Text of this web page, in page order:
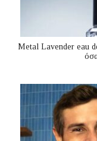
Metal Lavender eau